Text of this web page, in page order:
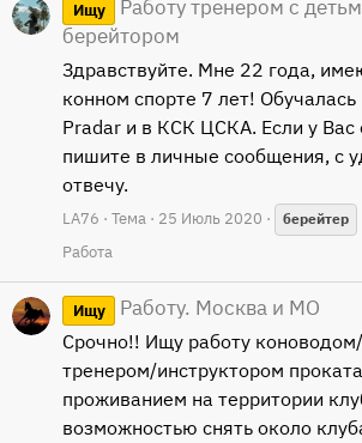
Ищу
Работу тренером с
берейтором
Здравствуйте. Мне 22 года,
конном спорте 7 лет!
Pradar и в КСК ЦСКА. Если у Вас
пишите в личные сообщения, с
отвечу.
LA76 Тема 25 Июль 2020 берейтер
Работа
Ищу Работу. Москва и МО
Срочно!! Ищу работу
тренером/инструктором
проживанием на территории
возможностью снять около